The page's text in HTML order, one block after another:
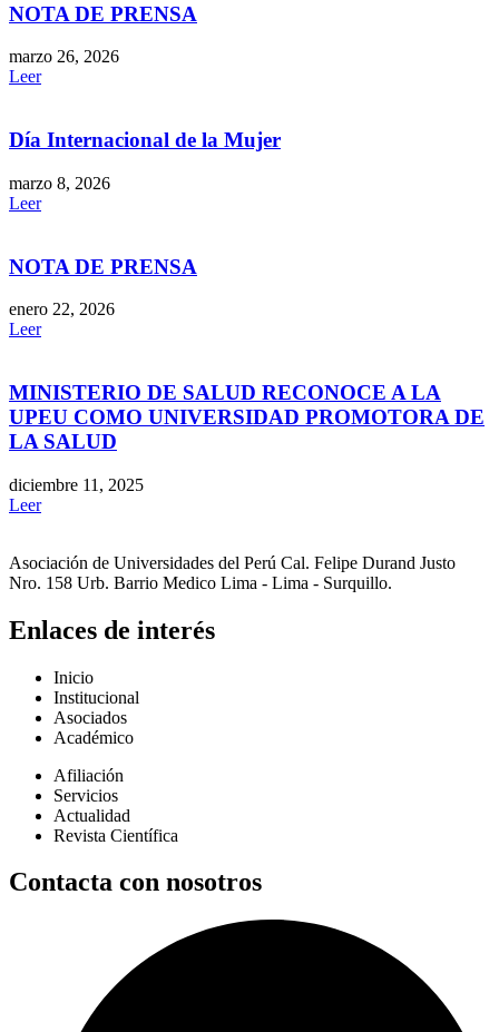
NOTA DE PRENSA
marzo 26, 2026
Leer
Día Internacional de la Mujer
marzo 8, 2026
Leer
NOTA DE PRENSA
enero 22, 2026
Leer
MINISTERIO DE SALUD RECONOCE A LA
UPEU COMO UNIVERSIDAD PROMOTORA DE
LA SALUD
diciembre 11, 2025
Leer
Asociación de Universidades del Perú Cal. Felipe Durand Justo
Nro. 158 Urb. Barrio Medico Lima - Lima - Surquillo.
Enlaces de interés
Inicio
Institucional
Asociados
Académico
Afiliación
Servicios
Actualidad
Revista Científica
Contacta con nosotros